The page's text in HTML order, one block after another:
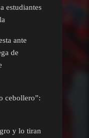
estudiantes
ante
de
cebollero”:
y lo tiran